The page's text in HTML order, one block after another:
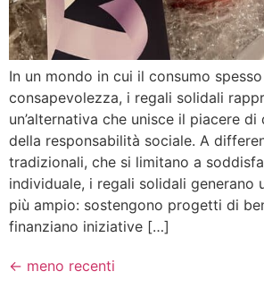
In un mondo in cui il consumo
consapevolezza, i regali solidali
un’alternativa che unisce il piacere
della responsabilità sociale. A
tradizionali, che si limitano a
individuale, i regali solidali generano
più ampio: sostengono progetti di
finanziano iniziative […]
← meno recenti